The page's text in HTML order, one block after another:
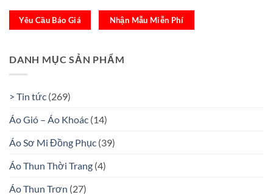
Yêu Cầu Báo Giá Nhận Mẫu Miễn Phí
DANH MỤC SẢN PHẨM
> Tin tức (269)
Áo Gió – Áo Khoác (14)
Áo Sơ Mi Đồng Phục (39)
Áo Thun Thời Trang (4)
Áo Thun Trơn (27)